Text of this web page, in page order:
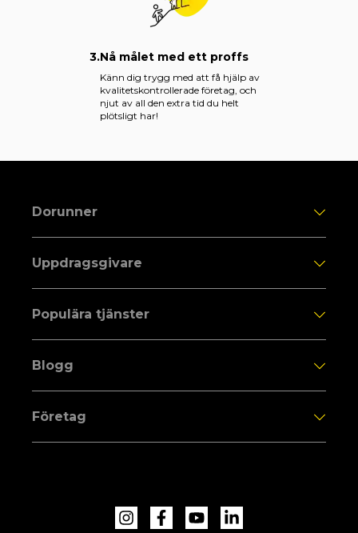
3.Nå målet med ett proffs
Känn dig trygg med att få hjälp av
kvalitetskontrollerade företag, och
njut av all den extra tid du helt
plötsligt har!
Dorunner
Uppdragsgivare
Populära tjänster
Blogg
Företag